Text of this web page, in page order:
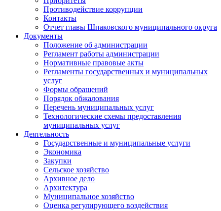
Противодействие коррупции
Контакты
Отчет главы Шпаковского муниципального округа
Документы
Положение об администрации
Регламент работы администрации
Нормативные правовые акты
Регламенты государственных и муниципальных
услуг
Формы обращений
Порядок обжалования
Перечень муниципальных услуг
Технологические схемы предоставления
муниципальных услуг
Деятельность
Государственные и муниципальные услуги
Экономика
Закупки
Сельское хозяйство
Архивное дело
Архитектура
Муниципальное хозяйство
Оценка регулирующего воздействия